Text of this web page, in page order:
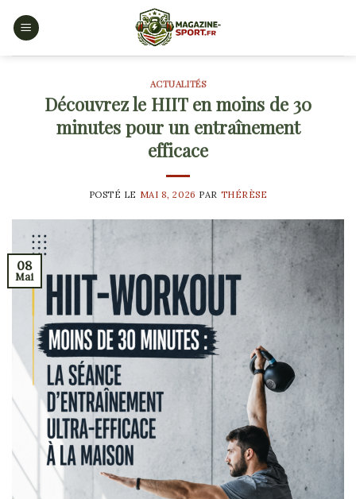
ACTUALITÉS
Découvrez le HIIT en moins de 30
minutes pour un entraînement
efficace
POSTÉ LE MAI 8, 2026 PAR THÉRÈSE
08
Mai